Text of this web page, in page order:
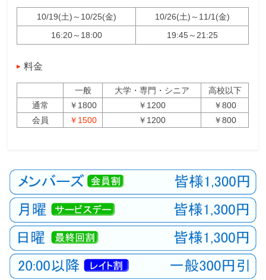
10/19(土)～10/25(金)
10/26(土)～11/1(金)
16:20～18:00
19:45～21:25
料金
一般 大学・専門・シニア
高校以下
通常
￥1800 ￥1200
￥800
会員
￥1500 ￥1200 ￥800